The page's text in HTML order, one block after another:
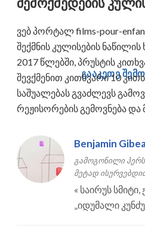
გააკეთე
ვებ პორტალ films-pour-
შექმნის კულისების
2017 წლებში, პრუსტის
შევქმენით კითხვარი 10
საშუალებას გვაძლევს
რეჟისორების გემოვნება და
Benjamin
გამოგონილი
მეტად
« საირუს
„იდუმალი